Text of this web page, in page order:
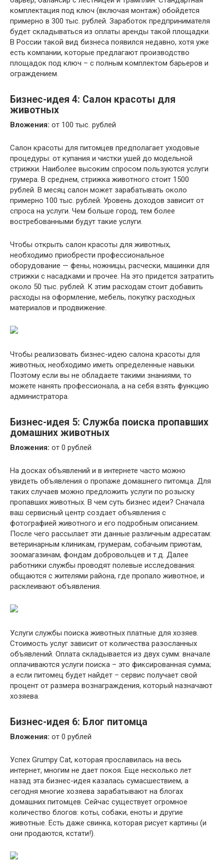
комплектация под ключ (включая монтаж) обойдется
примерно в 300 тыс. рублей. Заработок предпринимателя
будет складываться из оплаты аренды такой площадки.
В России такой вид бизнеса появился недавно, хотя уже
есть компании, которые предлагают производство
площадок под ключ – с полным комплектом барьеров и
ограждением.
Бизнес-идея 4: Салон красоты для
животных
Вложения: от 100 тыс. рублей
Салон красоты для питомцев предполагает уходовые
процедуры: от купания и чистки ушей до модельной
стрижки. Наиболее высоким спросом пользуются услуги
грумера. В среднем, стрижка животного стоит 1500
рублей. В месяц салон может зарабатывать около
примерно 100 тыс. рублей. Уровень доходов зависит от
спроса на услуги. Чем больше город, тем более
востребованными будут такие услуги.
Чтобы открыть салон красоты для животных,
необходимо приобрести профессиональное
оборудование — фены, ножницы, расчески, машинки для
стрижки с насадками и прочее. На это придется затратить
около 50 тыс. рублей. К этим расходам стоит добавить
расходы на оформление, мебель, покупку расходных
материалов и продвижение.
Чтобы реализовать бизнес-идею салона красоты для
животных, необходимо иметь определенные навыки.
Поэтому если вы не обладаете такими знаниями, то
можете нанять профессионала, а на себя взять функцию
администратора.
Бизнес-идея 5: Служба поиска пропавших
домашних животных
Вложения: от 0 рублей
На досках объявлений и в интернете часто можно
увидеть объявления о пропаже домашнего питомца. Для
таких случаев можно предложить услуги по розыску
пропавших животных. В чем суть бизнес идеи? Сначала
ваш сервисный центр создает объявления с
фотографией животного и его подробным описанием.
После чего рассылает эти данные различным адресатам:
ветеринарным клиникам, грумерам, собачьим приютам,
зоомагазинам, фондам добровольцев и т.д. Далее
работники службы проводят полевые исследования:
общаются с жителями района, где пропало животное, и
расклеивают объявления.
Услуги службы поиска животных платные для хозяев.
Стоимость услуг зависит от количества разосланных
объявлений. Оплата складывается из двух сумм: вначале
оплачиваются услуги поиска – это фиксированная сумма;
а если питомец будет найдет – сервис получает свой
процент от размера вознаграждения, который назначают
хозяева.
Бизнес-идея 6: Блог питомца
Вложения: от 0 рублей
Успех Grumpy Cat, которая прославилась на весь
интернет, многим не дает покоя. Еще несколько лет
назад эта бизнес-идея казалась сумасшествием, а
сегодня многие хозяева зарабатывают на блогах
домашних питомцев. Сейчас существует огромное
количество блогов: коты, собаки, еноты и другие
животные. Есть даже свинка, которая рисует картины (и
они продаются, кстати!).